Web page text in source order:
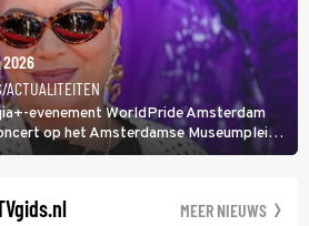
2026
ACTUALITEITEN
evenement WorldPride Amsterdam
op het Amsterdamse Museumplein.
optredende artiesten. In de jaren 90
MEER NIEUWS